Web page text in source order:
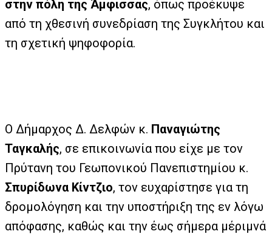
στην πόλη της Άμφισσας, όπως προέκυψε
από τη χθεσινή συνεδρίαση της Συγκλήτου και
τη σχετική ψηφοφορία.
Ο Δήμαρχος Δ. Δελφών κ. Παναγιώτης
Ταγκαλής, σε επικοινωνία που είχε με τον
Πρύτανη του Γεωπονικού Πανεπιστημίου κ.
Σπυρίδωνα Κίντζιο, τον ευχαρίστησε για τη
δρομολόγηση και την υποστήριξη της εν λόγω
απόφασης, καθώς και την έως σήμερα μέριμνά